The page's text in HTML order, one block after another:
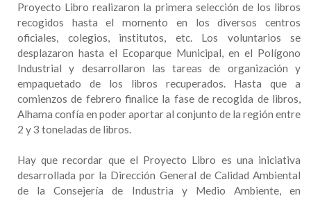
Proyecto Libro realizaron la primera selección de los libros
recogidos hasta el momento en los diversos centros
oficiales, colegios, institutos, etc. Los voluntarios se
desplazaron hasta el Ecoparque Municipal, en el Polígono
Industrial y desarrollaron las tareas de organización y
empaquetado de los libros recuperados. Hasta que a
comienzos de febrero finalice la fase de recogida de libros,
Alhama confía en poder aportar al conjunto de la región entre
2 y 3 toneladas de libros.
Hay que recordar que el Proyecto Libro es una iniciativa
desarrollada por la Dirección General de Calidad Ambiental
de la Consejería de Industria y Medio Ambiente, en